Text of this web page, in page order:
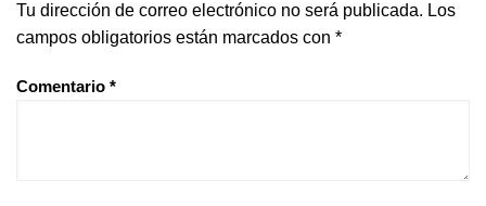
Tu dirección de correo electrónico no será publicada. Los
campos obligatorios están marcados con *
Comentario *